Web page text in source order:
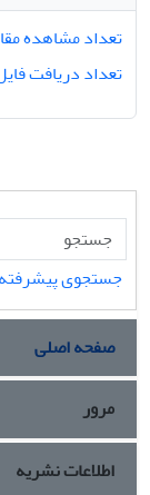
تعداد مشاهده
تعداد دریافت
جستجوی پیشرفته
صفحه اصلی
مرور
اطلاعات نشریه